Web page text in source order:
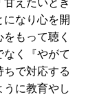
えたいとき
になり心を開
もって聴く
なく『やがて
ちで対応する
うに教育やし